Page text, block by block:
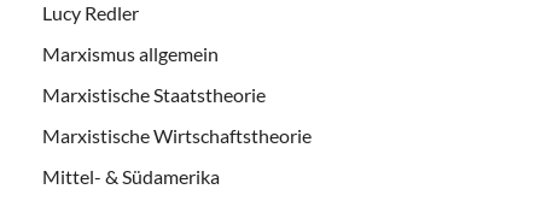
Lucy Redler
Marxismus allgemein
Marxistische Staatstheorie
Marxistische Wirtschaftstheorie
Mittel- & Südamerika